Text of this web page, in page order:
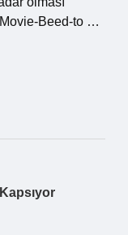
Beed-to …